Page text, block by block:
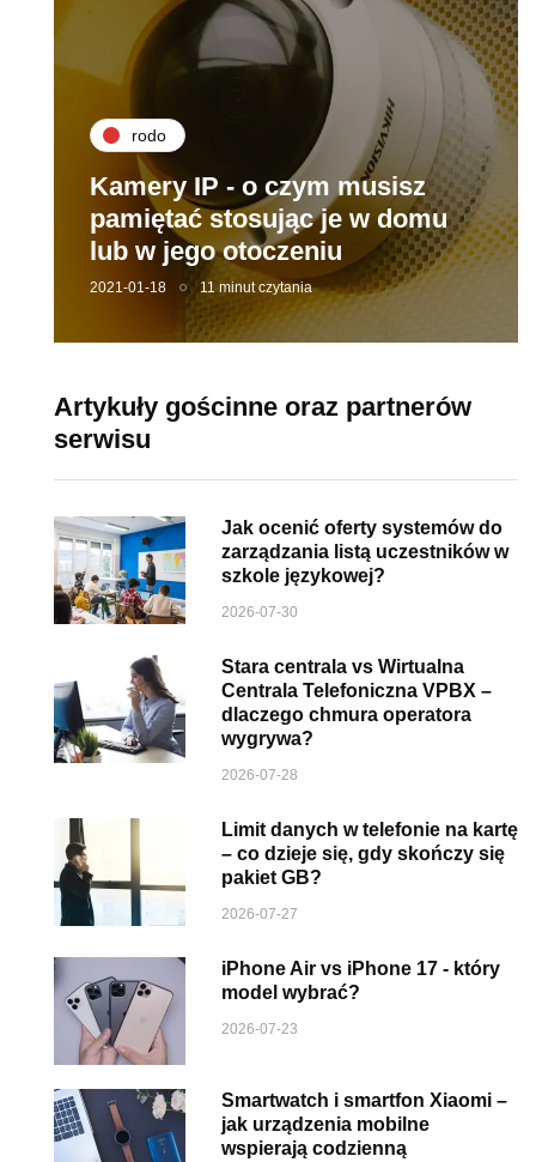
rodo
Kamery IP - o czym musisz
pamiętać stosując je w domu
lub w jego otoczeniu
2021-01-18 11 minut czytania
Artykuły gościnne oraz partnerów
serwisu
Jak ocenić oferty systemów do
zarządzania listą uczestników w
szkole językowej?
2026-07-30
Stara centrala vs Wirtualna
Centrala Telefoniczna VPBX –
dlaczego chmura operatora
wygrywa?
2026-07-28
Limit danych w telefonie na kartę
– co dzieje się, gdy skończy się
pakiet GB?
2026-07-27
iPhone Air vs iPhone 17 - który
model wybrać?
2026-07-23
Smartwatch i smartfon Xiaomi –
jak urządzenia mobilne
wspierają codzienną